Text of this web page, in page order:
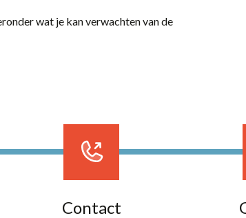
wat je kan verwachten van de
Contact